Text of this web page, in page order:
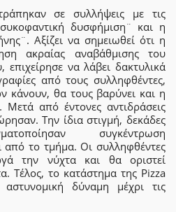
σε συλλήψεις με τις
δυσφήμιση¨ και η
Αξίζει να σημειωθεί ότι η
ακραίας αναβάθμισης του
επιχείρησε να λάβει δακτυλικά
από τους συλληφθέντες,
κάνουν, θα τους βαρύνει και η
Μετά από έντονες αντιδράσεις
Την ίδια στιγμή, δεκάδες
συγκέντρωση
από το τμήμα. Οι συλληφθέντες
την νύχτα και θα οριστεί
Τέλος, το κατάστημα της Pizza
δύναμη μέχρι τις